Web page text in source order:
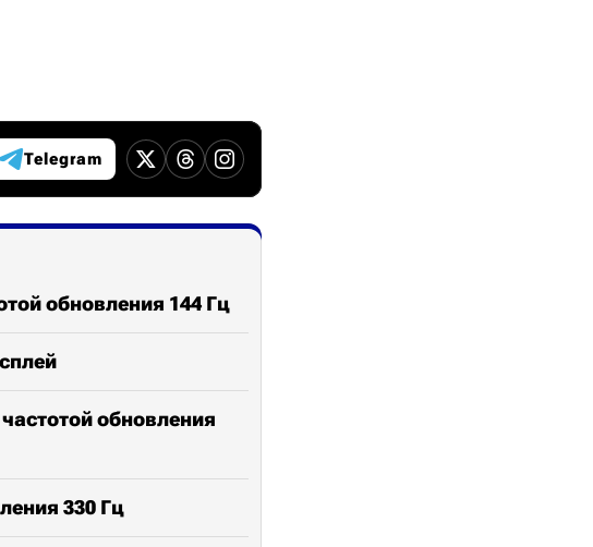
Telegram
обновления 144 Гц
обновления
330 Гц